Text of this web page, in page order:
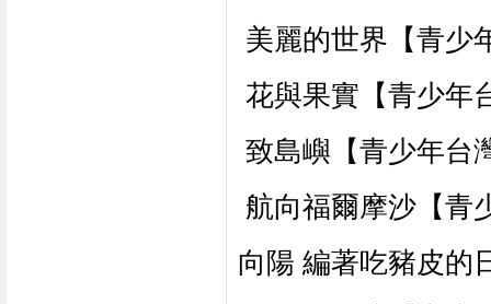
美麗的世界【青少
花與果實【青少年
致島嶼【青少年台
航向福爾摩沙【青
向陽 編著吃豬皮的